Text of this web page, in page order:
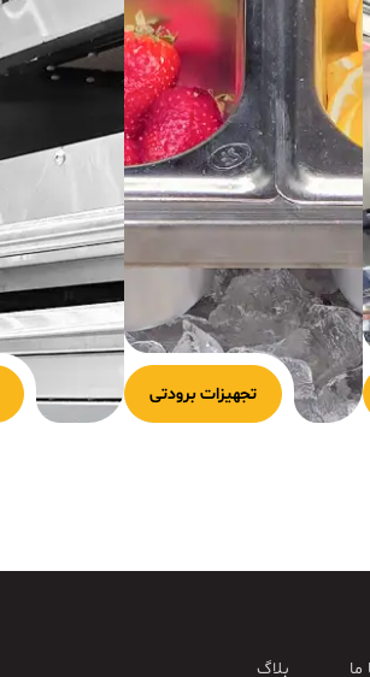
تجهیزات برودتی
بلاگ